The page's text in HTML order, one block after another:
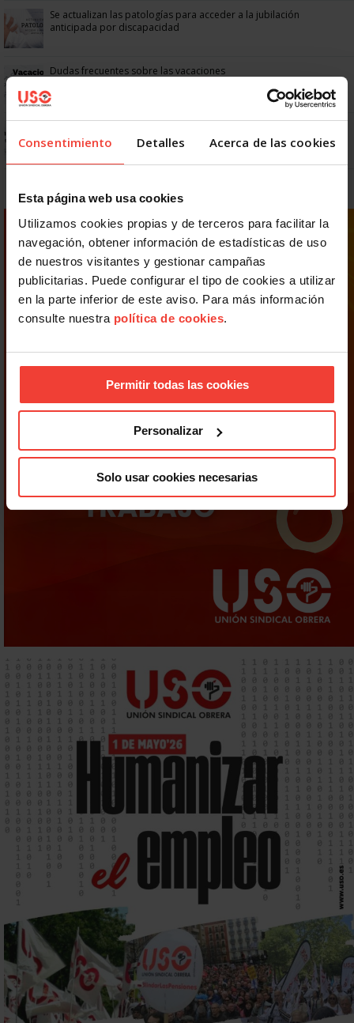
Consentimiento Detalles Acerca de las cookies
Esta página web usa cookies
Utilizamos cookies propias y de terceros para facilitar la
navegación, obtener información de estadísticas de uso
de nuestros visitantes y gestionar campañas
publicitarias. Puede configurar el tipo de cookies a utilizar
en la parte inferior de este aviso. Para más información
consulte nuestra política de cookies.
Permitir todas las cookies
Personalizar
Solo usar cookies necesarias
Se actualizan las patologías para acceder a la jubilación
anticipada por discapacidad
Dudas frecuentes sobre las vacaciones
Correos